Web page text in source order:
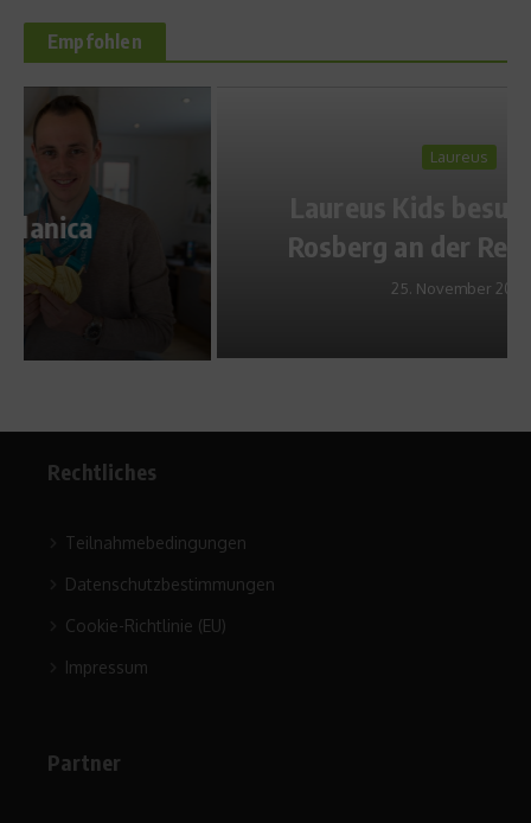
Empfohlen
Laureus Kids besuchen Nico
Rosberg an der Rennstrecke
Rechtliches
Teilnahmebedingungen
Datenschutzbestimmungen
Cookie-Richtlinie (EU)
Impressum
Partner